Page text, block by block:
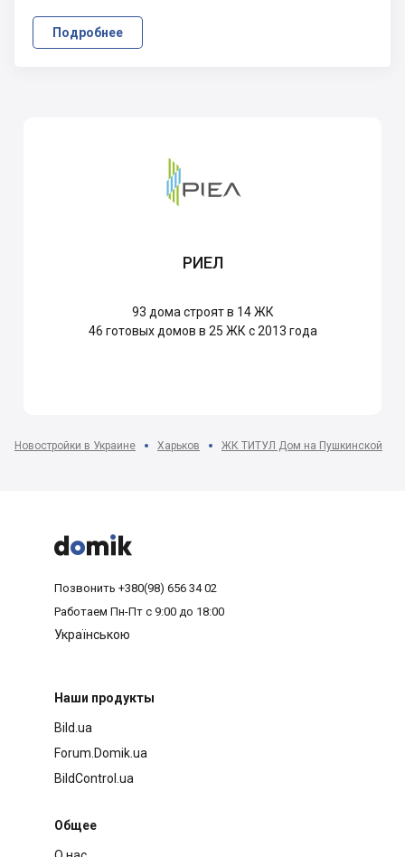
Подробнее
РИЕЛ
93 дома строят в 14 ЖК
46 готовых домов в 25 ЖК с 2013 года
Новостройки в Украине Харьков ЖК ТИТУЛ Дом на Пушкинской



Позвонить +380(98) 656 34 02
Работаем Пн-Пт с 9:00 до 18:00
Українською
Наши продукты
Bild.ua
Forum.Domik.ua
BildControl.ua
Общее